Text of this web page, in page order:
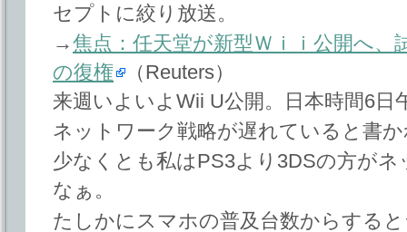
セプトに絞り放送。
→焦点：任天堂が新型Ｗｉｉ公開へ、
の復権
（Reuters）
来週いよいよWii U公開。日本時間6日
ネットワーク戦略が遅れていると書
少なくとも私はPS3より3DSの方が
なぁ。
たしかにスマホの普及台数からする